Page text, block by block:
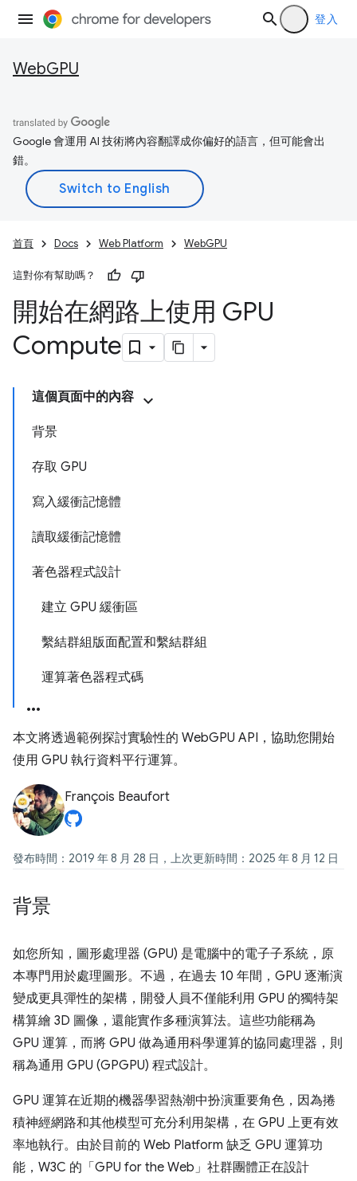
登入
WebGPU
Google 會運用 AI 技術將內容翻譯成你偏好的語言，但可能會出
錯。
首頁 Docs Web Platform WebGPU
這對你有幫助嗎？
開始在網路上使用 GPU
Compute
這個頁面中的內容
背景
存取 GPU
寫入緩衝記憶體
讀取緩衝記憶體
著色器程式設計
建立 GPU 緩衝區
繫結群組版面配置和繫結群組
運算著色器程式碼
本文將透過範例探討實驗性的 WebGPU API，協助您開始
使用 GPU 執行資料平行運算。
François Beaufort
發布時間：2019 年 8 月 28 日，上次更新時間：2025 年 8 月 12 日
背景
如您所知，圖形處理器 (GPU) 是電腦中的電子子系統，原
本專門用於處理圖形。不過，在過去 10 年間，GPU 逐漸演
變成更具彈性的架構，開發人員不僅能利用 GPU 的獨特架
構算繪 3D 圖像，還能實作多種演算法。這些功能稱為
GPU 運算，而將 GPU 做為通用科學運算的協同處理器，則
稱為通用 GPU (GPGPU) 程式設計。
GPU 運算在近期的機器學習熱潮中扮演重要角色，因為捲
積神經網路和其他模型可充分利用架構，在 GPU 上更有效
率地執行。由於目前的 Web Platform 缺乏 GPU 運算功
能，W3C 的「GPU for the Web」社群團體正在設計